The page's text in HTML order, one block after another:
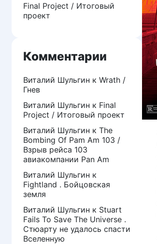
Final Project / Итоговый
проект
Комментарии
Виталий Шульгин к Wrath /
Гнев
Виталий Шульгин к Final
Project / Итоговый проект
Виталий Шульгин к The
Bombing Of Pam Am 103 /
Взрыв рейса 103
авиакомпании Pan Am
Виталий Шульгин к
Fightland . Бойцовская
земля
Виталий Шульгин к Stuart
Fails To Save The Universe .
Стюарту не удалось спасти
Вселенную